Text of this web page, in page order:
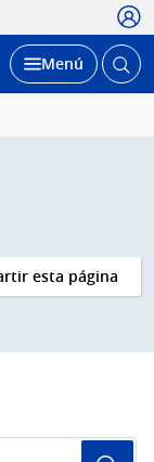
Desplegar
Menú Abrir
esta página